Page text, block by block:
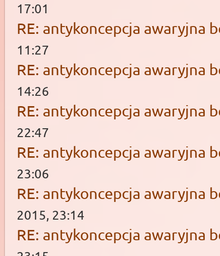
17:01
RE: antykoncepcja awaryjna
11:27
RE: antykoncepcja awaryjna
14:26
RE: antykoncepcja awaryjna
22:47
RE: antykoncepcja awaryjna
23:06
RE: antykoncepcja awaryjna
2015, 23:14
RE: antykoncepcja awaryjna